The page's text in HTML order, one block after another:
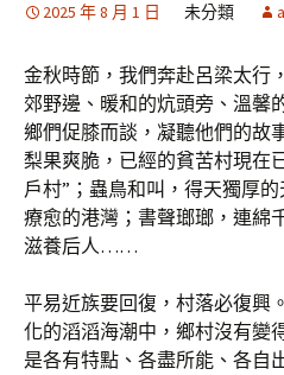
2025 年 8 月 1 日 未分類
金秋時節，我們奔赴呂梁太行
郊野邊、暖和的炕頭旁、溫馨
鄉們促膝而談，凝聽他們的故
梨果爽脆，已經的貧苦村現在
戶村”；蟲鳥和叫，得天獨厚
療愈的港灣；書聲瑯瑯，連綿
滋養后人……
平易近族要回復，村落必復興
化的滔滔海潮中，鄉村沒有變
是各有特點、各盡所能、各自